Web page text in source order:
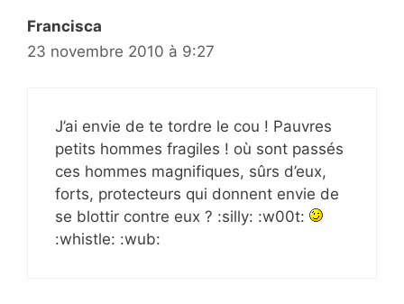
Francisca
23 novembre 2010 à 9:27
J’ai envie de te tordre le cou ! Pauvres
petits hommes fragiles ! où sont passés
ces hommes magnifiques, sûrs d’eux,
forts, protecteurs qui donnent envie de
se blottir contre eux ? :silly: :w00t:
:whistle: :wub: